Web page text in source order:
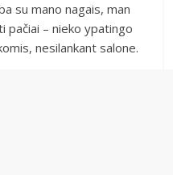
su mano nagais, man
pačiai – nieko ypatingo
nesilankant salone.